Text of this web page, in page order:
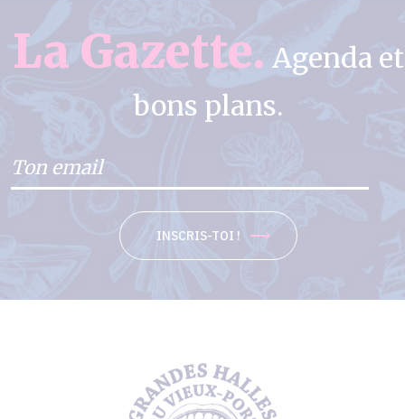
La Gazette. Agenda et
bons plans.
INSCRIS-TOI !